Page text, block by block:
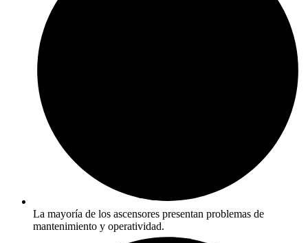
La mayoría de los ascensores presentan problemas de
mantenimiento y operatividad.